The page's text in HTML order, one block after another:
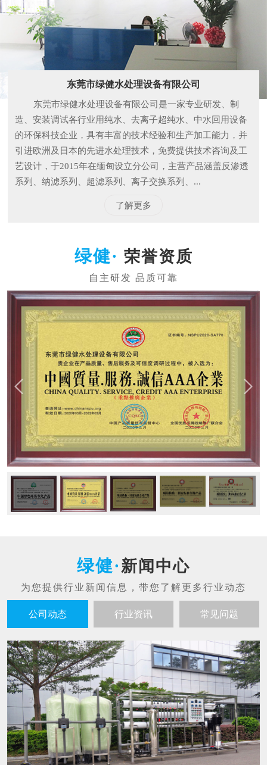
东莞市绿健水处理设备有限公司
东莞市绿健水处理设备有限公司是一家专业研发、制
造、安装调试各行业用纯水、去离子超纯水、中水回用设备
的环保科技企业，具有丰富的技术经验和生产加工能力，并
引进欧洲及日本的先进水处理技术，免费提供技术咨询及工
艺设计，于2015年在缅甸设立分公司，主营产品涵盖反渗透
系列、纳滤系列、超滤系列、离子交换系列、...
了解更多
荣誉资质
新闻中心
公司动态 行业资讯 常见问题